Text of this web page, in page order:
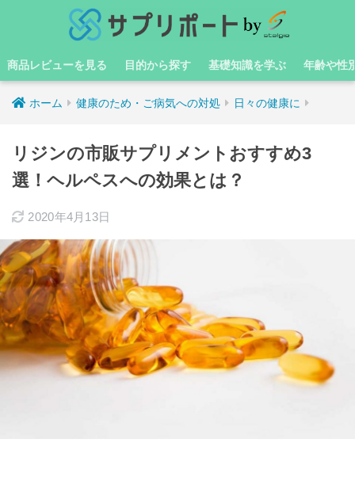
商品レビューを見る 目的から探す 基礎知識を学ぶ 年齢や性
ホーム 健康のため・ご病気への対処 日々の健康に
リジンの市販サプリメントおすすめ3
選！ヘルペスへの効果とは？
2020年4月13日